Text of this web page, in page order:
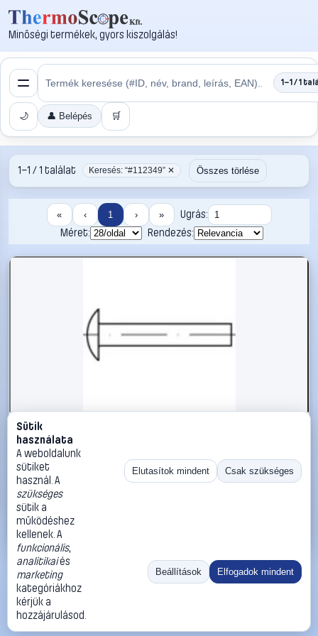
Minőségi termékek, gyors kiszolgálás!
1–1 / 1
🌙 👤 Belépés 🛒
1–1 / 1 találat Keresés: “#112349” ✕ Összes törlése
« ‹ 1 › »
Ugrás:
Méret:
Rendezés:
#112349
TOOLCRAFT 112349 Lapos kerek szegecs (Ø x H) 3 mm x 10
mm Acél 1000 db
TOOLCRAFT Szegecsek
11 990 Ft
Kosárba
«
Ugrás:
Méret:
Rendezés:
©2026
ThermoScope
ÁSZF
Cégbemutató
Sütik
használata
A weboldalunk
sütiket
használ. A
szükséges
sütik a
működéshez
kellenek. A
funkcionális,
analitikaiés
marketing
kategóriákhoz
kérjük a
hozzájárulásod.
Elutasítok mindent Csak szükséges
Beállítások Elfogadok mindent